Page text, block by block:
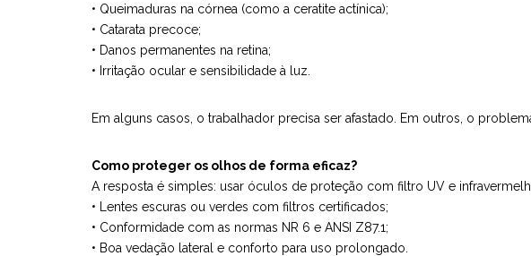
• Queimaduras na córnea (como a ceratite actínica);
• Catarata precoce;
• Danos permanentes na retina;
• Irritação ocular e sensibilidade à luz.
Em alguns casos, o trabalhador precisa ser afastado. Em outros, o
Como proteger os olhos de forma eficaz?
A resposta é simples: usar óculos de proteção com filtro UV e
• Lentes escuras ou verdes com filtros certificados;
• Conformidade com as normas NR 6 e ANSI Z87.1;
• Boa vedação lateral e conforto para uso prolongado.